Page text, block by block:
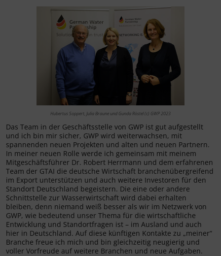
Hubertus Soppert, Julia Braune und Gunda Röstel (c) GWP 2023
Das Team in der Geschäftsstelle von GWP ist gut aufgestellt
und ich bin mir sicher, GWP wird weiterwachsen, mit
spannenden neuen Projekten und alten und neuen Partnern.
In meiner neuen Rolle werde ich gemeinsam mit meinem
Mitgeschäftsführer Dr. Robert Herrmann und dem erfahrenen
Team der GTAI die deutsche Wirtschaft branchenübergreifend
im Export unterstützen und auch weitere Investoren für den
Standort Deutschland begeistern. Die eine oder andere
Schnittstelle zur Wasserwirtschaft wird dabei erhalten
bleiben, denn niemand weiß besser als wir im Netzwerk von
GWP, wie bedeutend unser Thema für die wirtschaftliche
Entwicklung und Standortfragen ist – im Ausland und auch
hier in Deutschland. Auf diese künftigen Kontakte zu „meiner“
Branche freue ich mich und bin gleichzeitig neugierig und
voller Vorfreude auf weitere Branchen und neue Aufgaben.